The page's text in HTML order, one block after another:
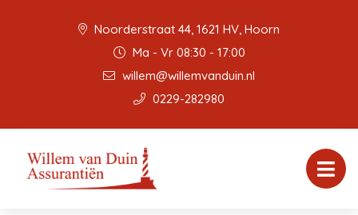
Noorderstraat 44, 1621 HV, Hoorn
Ma - Vr 08:30 - 17:00
willem@willemvanduin.nl
0229-282980